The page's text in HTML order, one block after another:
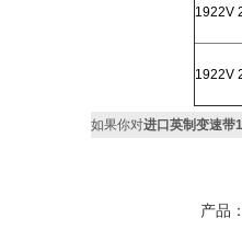
1922V
1922V
如果你对进口英制变速
产品